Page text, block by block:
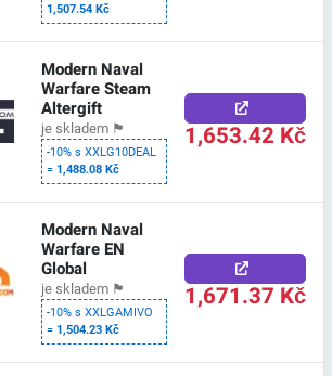
1,507.54 Kč
Modern Naval
Warfare Steam
Altergift
je skladem 🏴
-10% s XXLG10DEAL
=1,488.08 Kč
1,653.42 Kč
Modern Naval
Warfare EN
Global
je skladem 🏴
-10% s XXLGAMIVO
=1,504.23 Kč
1,671.37 Kč